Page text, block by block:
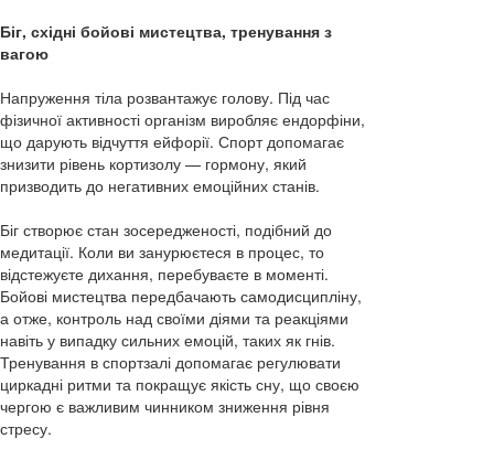
Біг, східні бойові мистецтва, тренування з
вагою
Напруження тіла розвантажує голову. Під час
фізичної активності організм виробляє ендорфіни,
що дарують відчуття ейфорії. Спорт допомагає
знизити рівень кортизолу — гормону, який
призводить до негативних емоційних станів.
Біг створює стан зосередженості, подібний до
медитації. Коли ви занурюєтеся в процес, то
відстежуєте дихання, перебуваєте в моменті.
Бойові мистецтва передбачають самодисципліну,
а отже, контроль над своїми діями та реакціями
навіть у випадку сильних емоцій, таких як гнів.
Тренування в спортзалі допомагає регулювати
циркадні ритми та покращує якість сну, що своєю
чергою є важливим чинником зниження рівня
стресу.